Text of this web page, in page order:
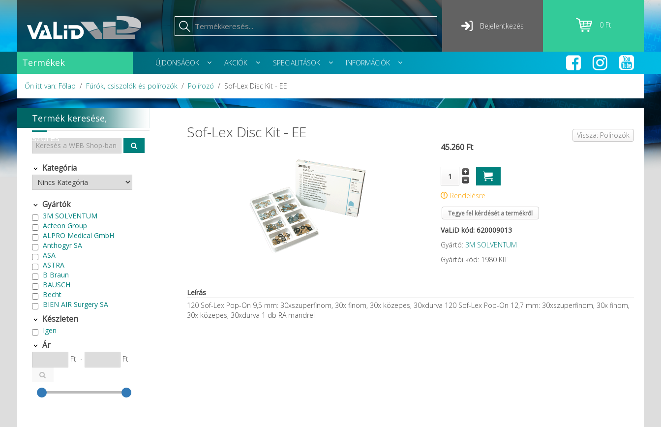
Bejelentkezés 0 Ft
Termékek ÚJDONSÁGOK AKCIÓK SPECIALITÁSOK INFORMÁCIÓK
Őn itt van: Főlap Fúrók, csiszolók és polírozók Polírozó Sof-Lex Disc Kit - EE
Vissza: Polirozók
Sof-Lex Disc Kit - EE
45.260 Ft
Rendelésre
Tegye fel kérdését a termékről
VaLiD kód: 620009013
Gyártó: 3M SOLVENTUM
Gyártói kód: 1980 KIT
Leírás
120 Sof-Lex Pop-On 9,5 mm: 30xszuperfinom, 30x finom, 30x közepes, 30xdurva 120 Sof-Lex Pop-On 12,7 mm: 30xszuperfinom, 30x finom,
30x közepes, 30xdurva 1 db RA mandrel
Termék keresése,
szűrés
Kategória
Gyártók
3M SOLVENTUM
Acteon Group
ALPRO Medical GmbH
Anthogyr SA
ASA
ASTRA
B Braun
BAUSCH
Becht
BIEN AIR Surgery SA
Bode Chemie
Cardex
Carlo de Giorgi srl
CATTANI SpA
CAVEX
Cefla S.C.
CEMM Dental High Tech Ltd.
Coxo Medical Instrument Co.
Készleten
Igen
Ár
Ft - Ft